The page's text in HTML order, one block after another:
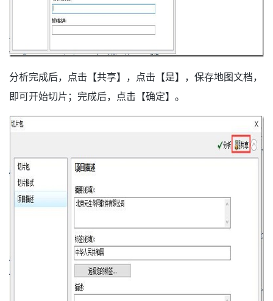
分析完成后，点击【共享】，点击【是】，保存地图文档，
即可开始切片；完成后，点击【确定】。